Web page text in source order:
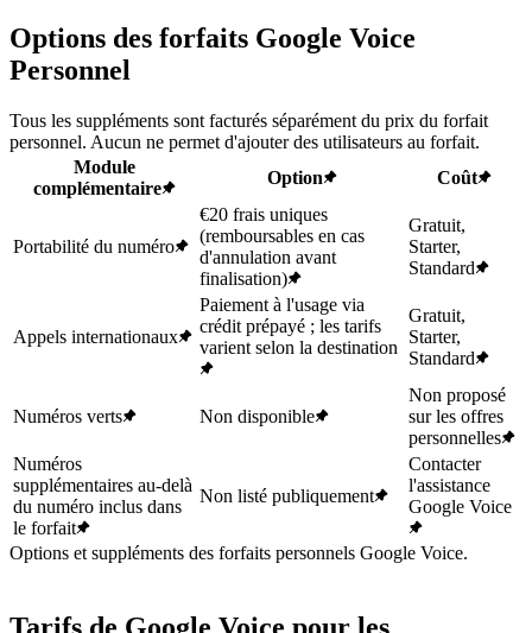
Options des forfaits Google Voice
Personnel
Tous les suppléments sont facturés séparément du prix du forfait
personnel. Aucun ne permet d'ajouter des utilisateurs au forfait.
Module
complémentaire
Option Coût
Portabilité du numéro
€20 frais uniques
(remboursables en cas
d'annulation avant
finalisation)
Gratuit,
Starter,
Standard
Appels internationaux
Paiement à l'usage via
crédit prépayé ; les tarifs
varient selon la destination
Gratuit,
Starter,
Standard
Numéros verts Non disponible
Non proposé
sur les offres
personnelles
Numéros
supplémentaires au-delà
du numéro inclus dans
le forfait
Non listé publiquement
Contacter
l'assistance
Google Voice
Options et suppléments des forfaits personnels Google Voice.